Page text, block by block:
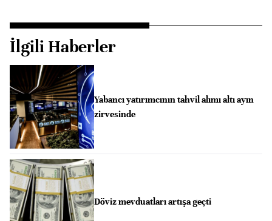
İlgili Haberler
Yabancı yatırımcının tahvil alımı altı ayın
zirvesinde
Döviz mevduatları artışa geçti